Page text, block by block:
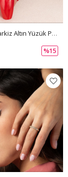
Sıra Mini Markiz Altın Yüzük PI0249
%15